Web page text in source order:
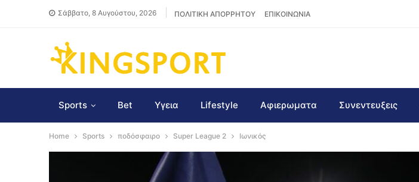
Σάββατο, 8 Αυγούστου, 2026 ΠΟΛΙΤΙΚΗ ΑΠΟΡΡΗΤΟΥ ΕΠΙΚΟΙΝΩΝΙΑ
Sports Bet Υγεια Lifestyle Αφιερωματα Συνεντευξεις
Home Sports ποδόσφαιρο Super League 2 Ιωνικός